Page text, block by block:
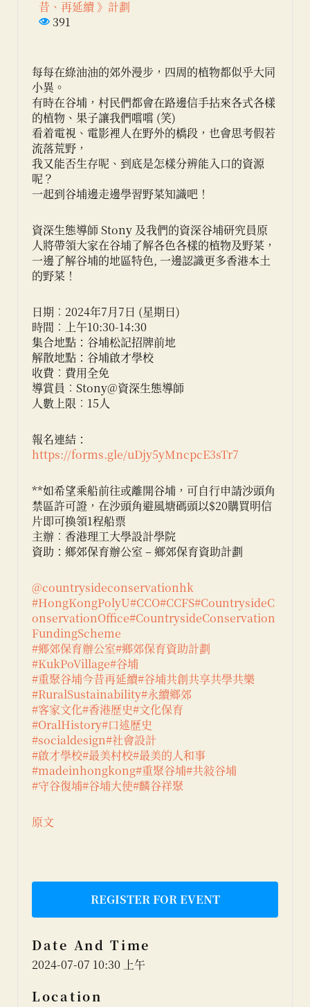
昔、再延續 》計劃
391
每每在綠油油的郊外漫步，四周的植物都似乎大同
小異。
有時在谷埔，村民們都會在路邊信手拈來各式各樣
的植物、果子讓我們嚐嚐 (笑)
看着電視、電影裡人在野外的橋段，也會思考假若
流落荒野，
我又能否生存呢、到底是怎樣分辨能入口的資源
呢？
一起到谷埔邊走邊學習野菜知識吧！
資深生態導師 Stony 及我們的資深谷埔研究員原
人將帶領大家在谷埔了解各色各樣的植物及野菜，
一邊了解谷埔的地區特色, 一邊認識更多香港本土
的野菜！
日期︰2024年7月7日 (星期日)
時間︰上午10:30-14:30
集合地點：谷埔松記招牌前地
解散地點：谷埔啟才學校
收費︰費用全免
導賞員︰Stony@資深生態導師
人數上限︰15人
報名連結：
https://forms.gle/uDjy5yMncpcE3sTr7
**如希望乘船前往或離開谷埔，可自行申請沙頭角
禁區許可證，在沙頭角避風塘碼頭以$20購買明信
片即可換領1程船票
主辦︰香港理工大學設計學院
資助：鄉郊保育辦公室 – 鄉郊保育資助計劃
@countrysideconservationhk
#HongKongPolyU#CCO#CCFS#CountrysideC
onservationOffice#CountrysideConservation
FundingScheme
#鄉郊保育辦公室#鄉郊保育資助計劃
#KukPoVillage#谷埔
#重聚谷埔今昔再延續#谷埔共創共享共學共樂
#RuralSustainability#永續鄉郊
#客家文化#香港歷史#文化保育
#OralHistory#口述歷史
#socialdesign#社會設計
#啟才學校#最美村校#最美的人和事
#madeinhongkong#重聚谷埔#共敍谷埔
#守谷復埔#谷埔大使#麟谷祥聚
原文
REGISTER FOR EVENT
Date And Time
2024-07-07 10:30 上午
Location